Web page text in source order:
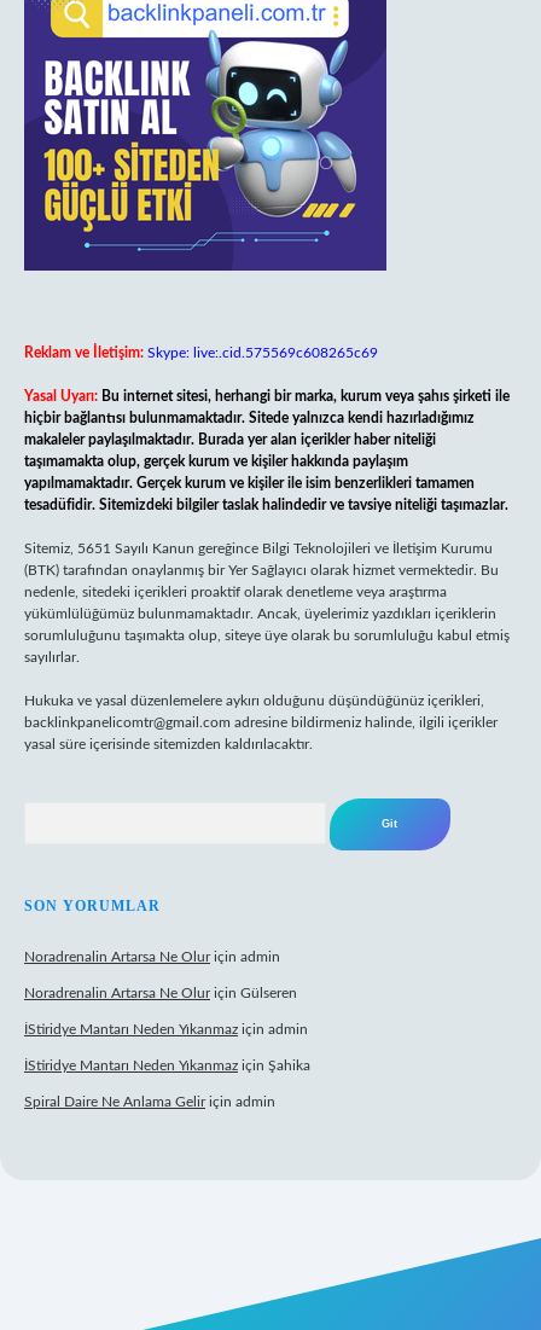
Reklam ve İletişim: Skype: live:.cid.575569c608265c69
Yasal Uyarı: Bu internet sitesi, herhangi bir marka, kurum veya şahıs şirketi ile
hiçbir bağlantısı bulunmamaktadır. Sitede yalnızca kendi hazırladığımız
makaleler paylaşılmaktadır. Burada yer alan içerikler haber niteliği
taşımamakta olup, gerçek kurum ve kişiler hakkında paylaşım
yapılmamaktadır. Gerçek kurum ve kişiler ile isim benzerlikleri tamamen
tesadüfidir. Sitemizdeki bilgiler taslak halindedir ve tavsiye niteliği taşımazlar.
Sitemiz, 5651 Sayılı Kanun gereğince Bilgi Teknolojileri ve İletişim Kurumu
(BTK) tarafından onaylanmış bir Yer Sağlayıcı olarak hizmet vermektedir. Bu
nedenle, sitedeki içerikleri proaktif olarak denetleme veya araştırma
yükümlülüğümüz bulunmamaktadır. Ancak, üyelerimiz yazdıkları içeriklerin
sorumluluğunu taşımakta olup, siteye üye olarak bu sorumluluğu kabul etmiş
sayılırlar.
Hukuka ve yasal düzenlemelere aykırı olduğunu düşündüğünüz içerikleri,
backlinkpanelicomtr@gmail.com adresine bildirmeniz halinde, ilgili içerikler
yasal süre içerisinde sitemizden kaldırılacaktır.
SON YORUMLAR
Noradrenalin Artarsa Ne Oluriçin admin
Noradrenalin Artarsa Ne Oluriçin Gülseren
İStiridye Mantarı Neden Yıkanmaz için admin
İStiridye Mantarı Neden Yıkanmaz için Şahika
Spiral Daire Ne Anlama Geliriçin admin